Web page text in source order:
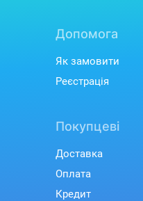
Допомога
Як замовити
Реєстрація
Покупцеві
Доставка
Оплата
Кредит